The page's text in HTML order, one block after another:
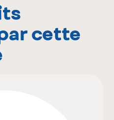
cette